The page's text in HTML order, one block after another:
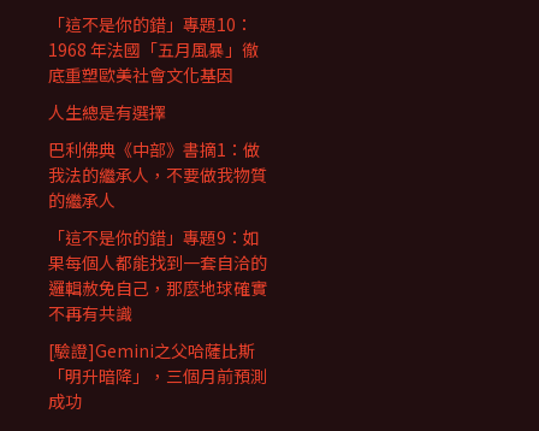
「這不是你的錯」專題10：
1968 年法國「五月風暴」徹
底重塑歐美社會文化基因
人生總是有選擇
巴利佛典《中部》書摘1：做
我法的繼承人，不要做我物質
的繼承人
「這不是你的錯」專題9：如
果每個人都能找到一套自洽的
邏輯赦免自己，那麼地球確實
不再有共識
[驗證]Gemini之父哈薩比斯
「明升暗降」，三個月前預測
成功